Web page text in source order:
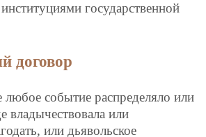
государственной
договор
любое событие распределяло или
владычествовала или
или дьявольское